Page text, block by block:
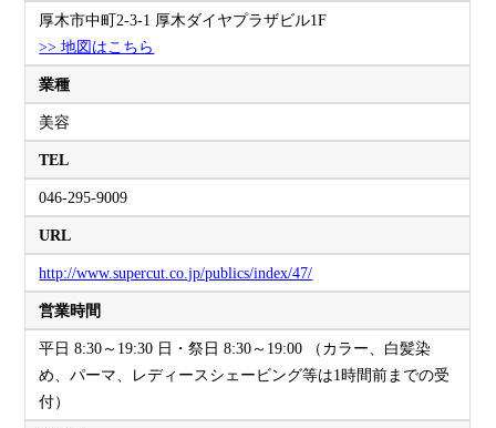
厚木市中町2-3-1 厚木ダイヤプラザビル1F
>> 地図はこちら
業種
美容
TEL
046-295-9009
URL
http://www.supercut.co.jp/publics/index/47/
営業時間
平日 8:30～19:30 日・祭日 8:30～19:00 （カラー、白髪染
め、パーマ、レディースシェービング等は1時間前までの受
付）